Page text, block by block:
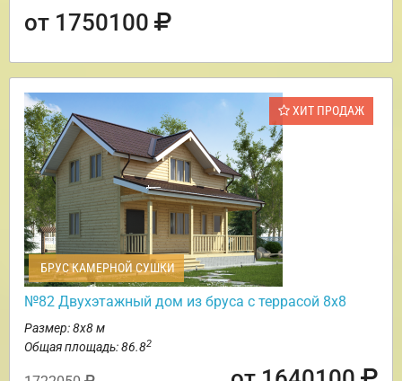
от 1750100
ХИТ ПРОДАЖ
БРУС КАМЕРНОЙ СУШКИ
№82 Двухэтажный дом из бруса с террасой 8х8
Размер: 8х8 м
Общая площадь: 86.82